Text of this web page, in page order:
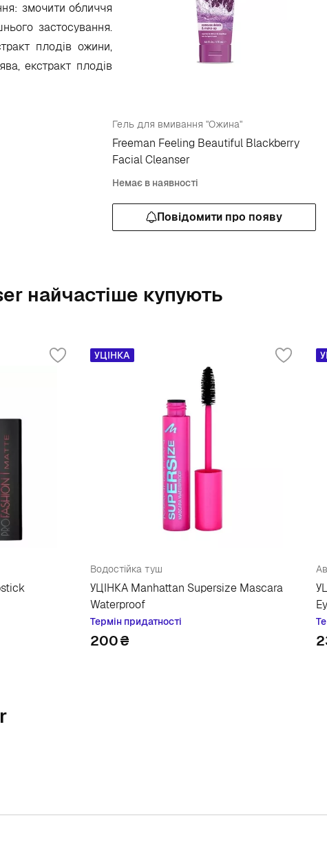
змочити обличчя
застосування.
плодів ожини,
екстракт плодів
Гель для вмивання "Ожина"
Freeman Feeling Beautiful Blackberry
Facial Cleanser
Немає в наявності
Повідомити про появу
найчастіше купують
Водостійка туш
УЦІНКА Manhattan Supersize Mascara
Waterproof
Термін придатності
200₴
УЦІНКА